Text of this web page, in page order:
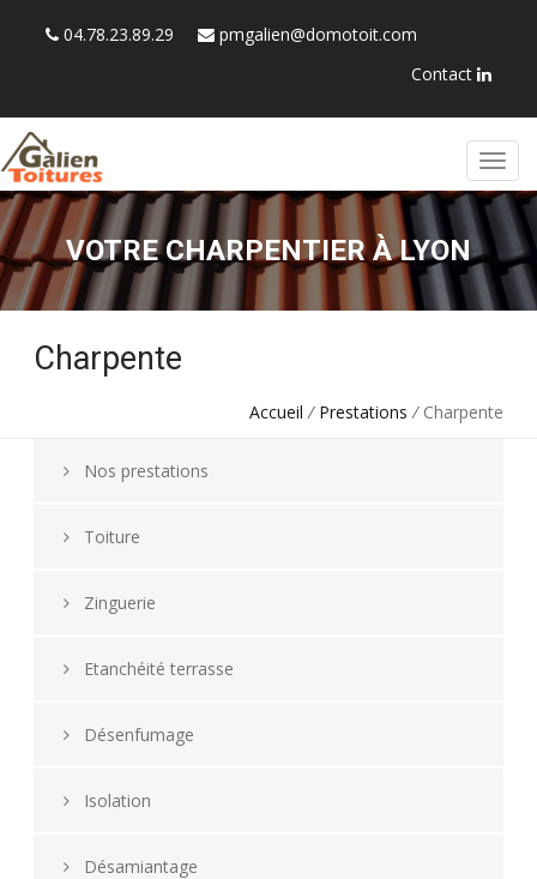
04.78.23.89.29
pmgalien@domotoit.com
Contact
VOTRE CHARPENTIER À LYON
Charpente
Accueil / Prestations /Charpente
Nos prestations
Toiture
Zinguerie
Etanchéité terrasse
Désenfumage
Isolation
Désamiantage